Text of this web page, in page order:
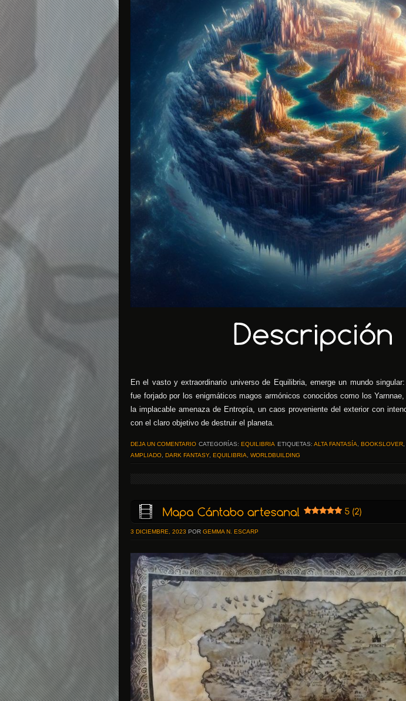
En el vasto y extraordinario universo de Equilibria, emerge un mundo
fue forjado por los enigmáticos magos armónicos conocidos como los
la implacable amenaza de Entropía, un caos proveniente del exterior con
con el claro objetivo de destruir el planeta.
DEJA UN COMENTARIO CATEGORÍAS: EQUILIBRIA ETIQUETAS: ALTA FANTASÍA BOOKSLOVER
AMPLIADO DARK FANTASY, EQUILIBRIA WORLDBUILDING
3 DICIEMBRE, 2023 POR GEMMA N. ESCARP